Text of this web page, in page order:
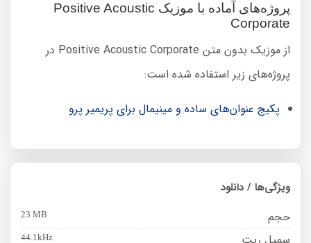
پروژه‌های آماده با موزیک Positive Acoustic
Corporate
از موزیک بدون متن Positive Acoustic Corporate در
پروژه‌های زیر استفاده شده است:
پکیج عنوان‌های ساده و مینیمال برای پریمیر پرو
ویژگی‌ها / دانلود
حجم 23 MB
44.1kHz